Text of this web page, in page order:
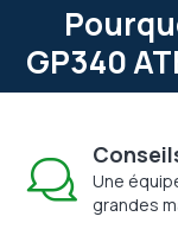
GP340
Une
grandes